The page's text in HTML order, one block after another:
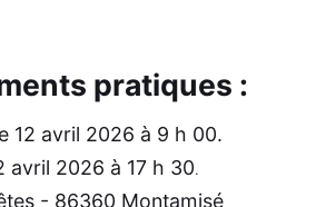
pratiques :
12 avril 2026 à 9 h 00.
avril 2026 à 17 h 30.
- 86360 Montamisé